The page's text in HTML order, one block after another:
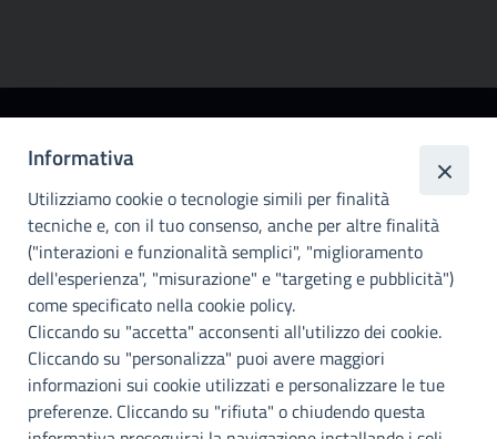
metropolitana di
Palermo
Info e contatti
Città Metropoliitana di Palermo
Via Maqueda, 100 - 90134 - Palermo
Cod. Fisc. 80021470820
PEC: cm.pa@cert.cittametropolitana.pa.it
I nostri canali social
Informativa
Utilizziamo cookie o tecnologie simili per finalità
tecniche e, con il tuo consenso, anche per altre finalità
("interazioni e funzionalità semplici", "miglioramento
dell'esperienza", "misurazione" e "targeting e pubblicità")
come specificato nella cookie policy.
Cliccando su "accetta" acconsenti all'utilizzo dei cookie.
Cliccando su "personalizza" puoi avere maggiori
informazioni sui cookie utilizzati e personalizzare le tue
preferenze. Cliccando su "rifiuta" o chiudendo questa